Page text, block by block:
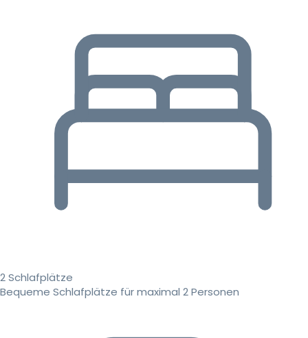
2 Schlafplätze
Bequeme Schlafplätze für maximal 2 Personen